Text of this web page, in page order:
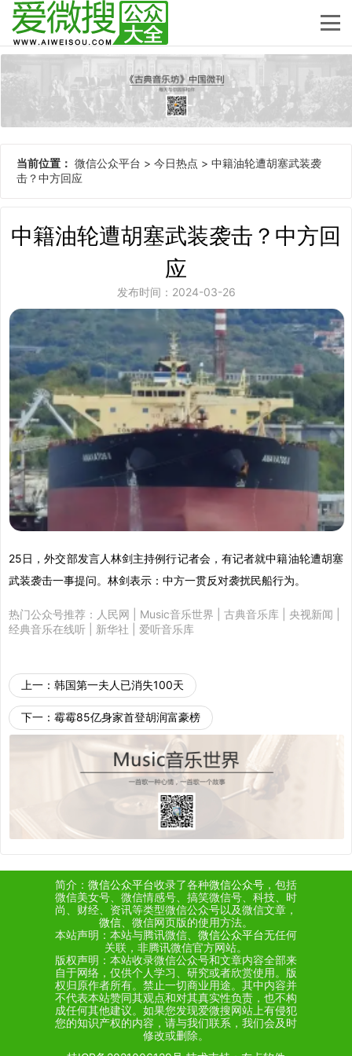
当前位置： 微信公众平台 > 今日热点 > 中籍油轮遭胡塞武装袭
击？中方回应
中籍油轮遭胡塞武装袭击？中方回
应
发布时间：2024-03-26
25日，外交部发言人林剑主持例行记者会，有记者就中籍油轮遭胡塞
武装袭击一事提问。林剑表示：中方一贯反对袭扰民船行为。
热门公众号推荐： 人民网 Music音乐世界 古典音乐库 央视新闻
经典音乐在线听
新华社 爱听音乐库
上一： 韩国第一夫人已消失100天
下一： 霉霉85亿身家首登胡润富豪榜
简介： 微信公众平台收录了各种微信公众号 ，包括
微信美女号、微信情感号、搞笑微信号、科技、时
尚、财经、资讯等类型微信公众号以及微信文章，
微信 、微信网页版的使用方法。
本站声明：本站与腾讯微信、 微信公众平台无任何
关联，非腾讯微信官方网站。
版权声明：本站收录微信公众号和文章内容全部来
自于网络，仅供个人学习、研究或者欣赏使用。版
权归原作者所有。禁止一切商业用途。其中内容并
不代表本站赞同其观点和对其真实性负责，也不构
成任何其他建议。如果您发现爱微搜网站上有侵犯
您的知识产权的内容，请与我们联系，我们会及时
修改或删除。